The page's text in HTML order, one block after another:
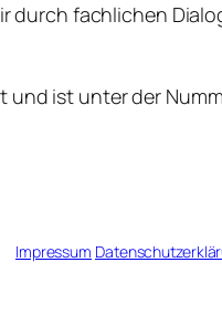
durch fachlichen
ist unter der
Impressum